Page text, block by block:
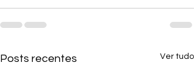
Posts recentes Ver tudo